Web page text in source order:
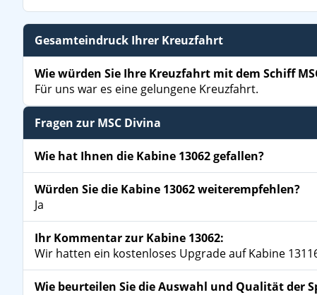
Gesamteindruck Ihrer Kreuzfahrt
Wie würden Sie Ihre Kreuzfahrt mit dem Schiff
Für uns war es eine gelungene Kreuzfahrt.
Fragen zur MSC Divina
Wie hat Ihnen die Kabine 13062 gefallen?
Würden Sie die Kabine 13062 weiterempfehlen?
Ja
Ihr Kommentar zur Kabine 13062:
Wir hatten ein kostenloses Upgrade auf Kabine
Wie beurteilen Sie die Auswahl und Qualität der